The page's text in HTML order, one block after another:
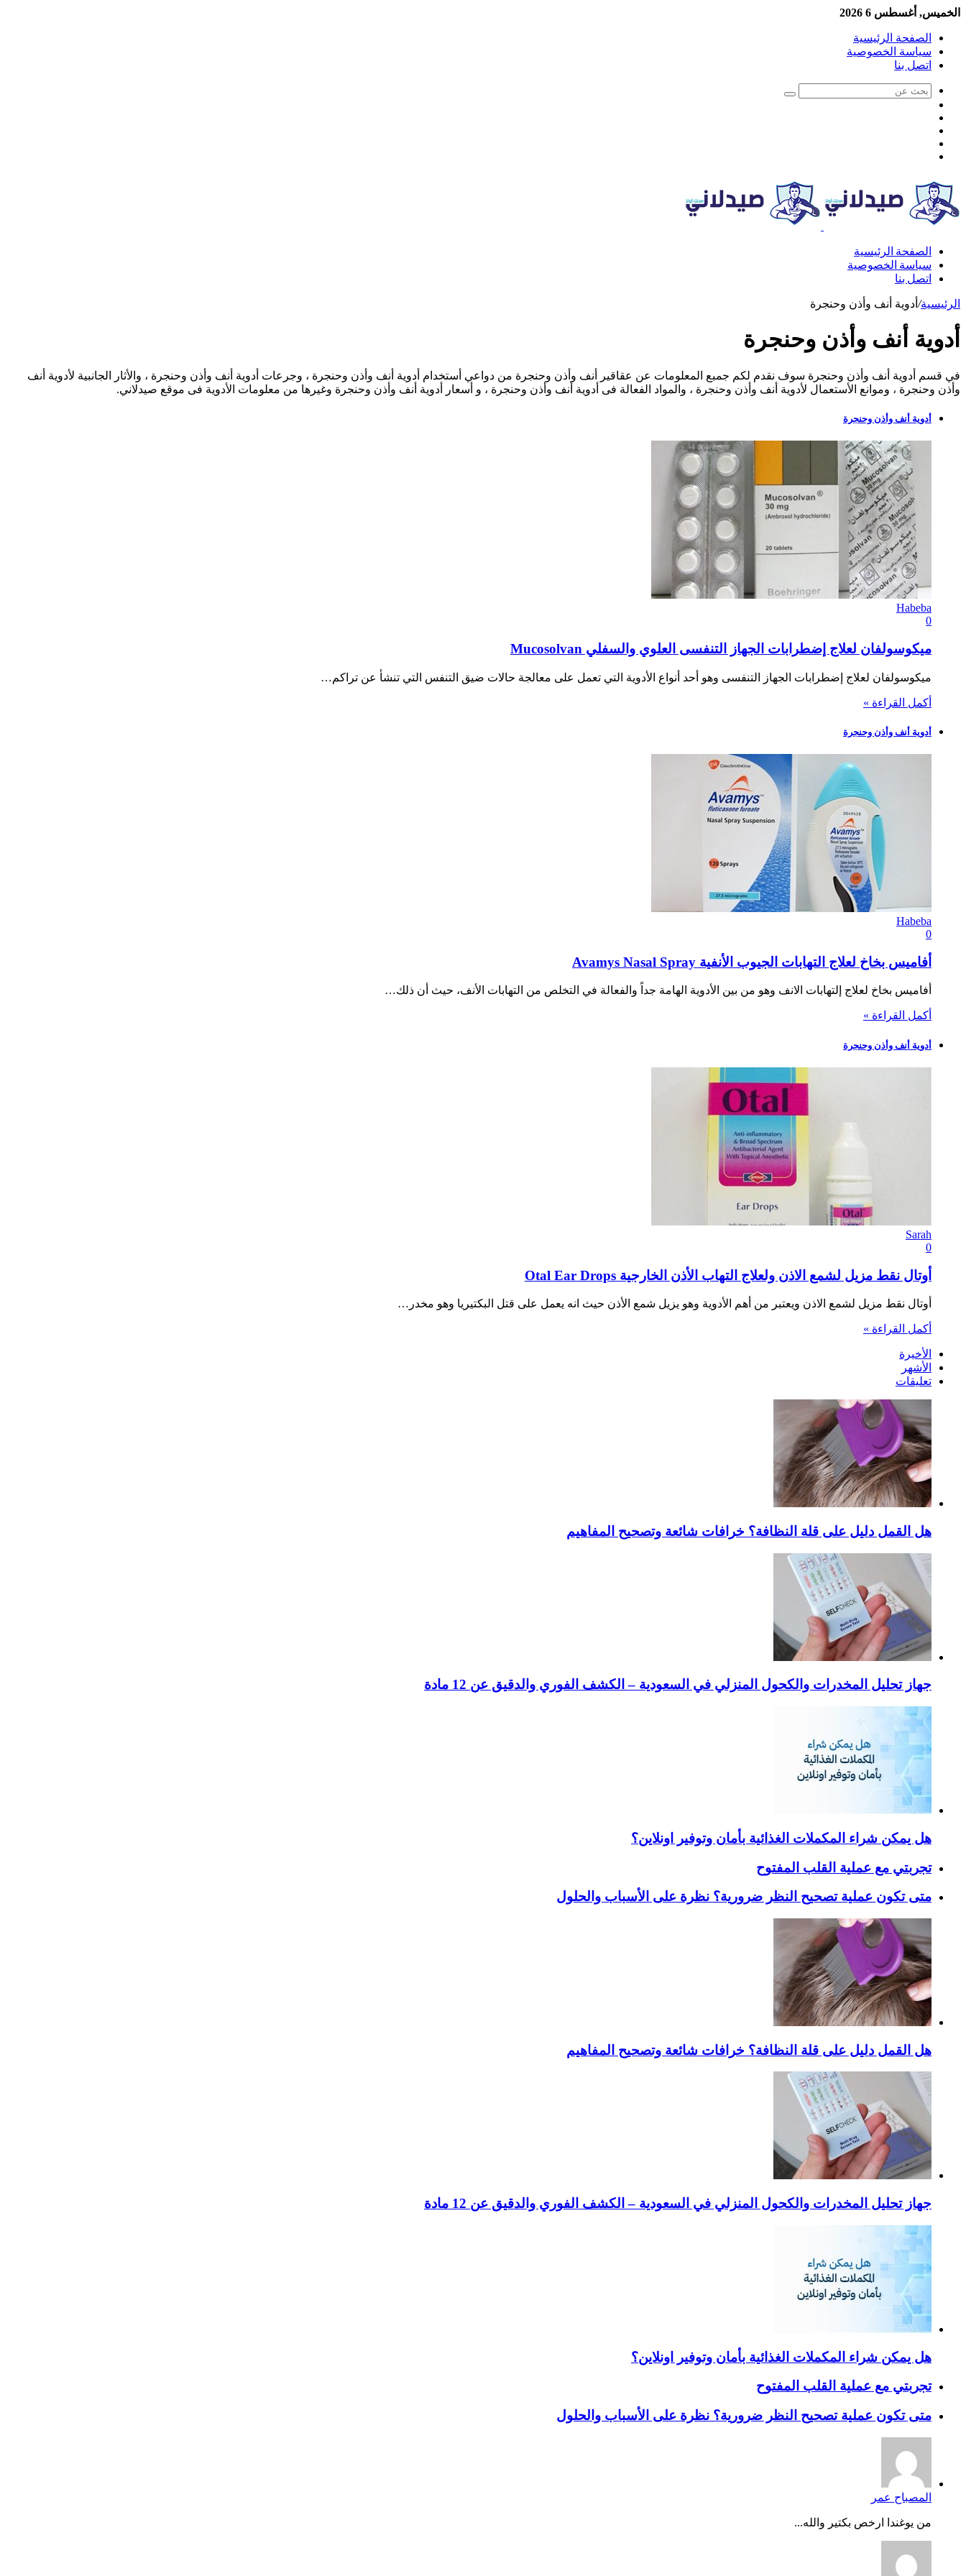
الخميس, أغسطس 6 2026
الصفحة الرئيسية
سياسة الخصوصية
اتصل بنا
الصفحة الرئيسية
سياسة الخصوصية
اتصل بنا
الرئيسية/ أدوية أنف وأذن وحنجرة
أدوية أنف وأذن وحنجرة
في قسم أدوية أنف وأذن وحنجرة سوف نقدم لكم جمبع المعلومات عن عقاقير أنف وأذن وحنجرة من دواعي أستخدام أدوية أنف وأذن وحنجرة ، وجرعات أدوية أنف وأذن وحنجرة ، والأثار الجانبية لأدوية أنف
وأذن وحنجرة ، وموانع الأستعمال لأدوية أنف وأذن وحنجرة ، والمواد الفعالة فى أدوية أنف وأذن وحنجرة ، و أسعار أدوية أنف وأذن وحنجرة وغيرها من معلومات الأدوية فى موقع صيدلاني.
أدوية أنف وأذن وحنجرة
Habeba
0
ميكوسولفان لعلاج إضطرابات الجهاز التنفسى العلوي والسفلي Mucosolvan
ميكوسولفان لعلاج إضطرابات الجهاز التنفسى وهو أحد أنواع الأدوية التي تعمل على معالجة حالات ضيق التنفس التي تنشأ عن تراكم…
أكمل القراءة »
أدوية أنف وأذن وحنجرة
Habeba
0
أفاميس بخاخ لعلاج التهابات الجيوب الأنفية Avamys Nasal Spray
أفاميس بخاخ لعلاج إلتهابات الانف وهو من بين الأدوية الهامة جداً والفعالة في التخلص من التهابات الأنف، حيث أن ذلك…
أكمل القراءة »
أدوية أنف وأذن وحنجرة
Sarah
0
أوتال نقط مزيل لشمع الاذن ولعلاج التهاب الأذن الخارجية Otal Ear Drops
أوتال نقط مزيل لشمع الاذن ويعتبر من أهم الأدوية وهو يزيل شمع الأذن حيث انه يعمل على قتل البكتيريا وهو مخدر…
أكمل القراءة »
الأخيرة
الأشهر
تعليقات
هل القمل دليل على قلة النظافة؟ خرافات شائعة وتصحيح المفاهيم
جهاز تحليل المخدرات والكحول المنزلي في السعودية – الكشف الفوري والدقيق عن 12 مادة
هل يمكن شراء المكملات الغذائية بأمان وتوفير اونلاين؟
تجربتي مع عملية القلب المفتوح
متى تكون عملية تصحيح النظر ضرورية؟ نظرة على الأسباب والحلول
هل القمل دليل على قلة النظافة؟ خرافات شائعة وتصحيح المفاهيم
جهاز تحليل المخدرات والكحول المنزلي في السعودية – الكشف الفوري والدقيق عن 12 مادة
هل يمكن شراء المكملات الغذائية بأمان وتوفير اونلاين؟
تجربتي مع عملية القلب المفتوح
متى تكون عملية تصحيح النظر ضرورية؟ نظرة على الأسباب والحلول
المصباح عمر
من يوغندا ارخص بكتير والله...